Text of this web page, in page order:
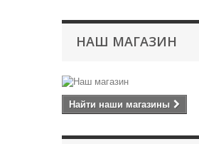
НАШ МАГАЗИН
Найти наши магазины